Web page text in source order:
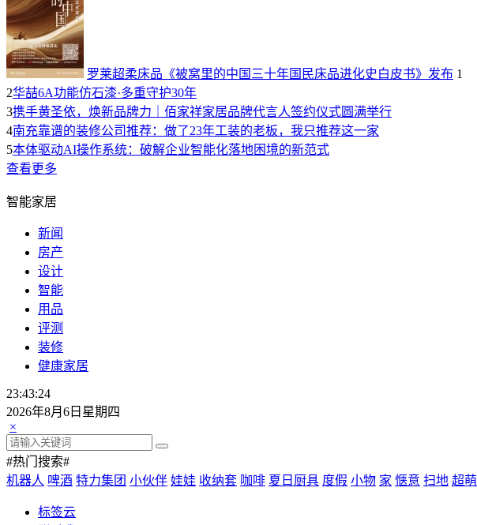
罗莱超柔床品《被窝里的中国三十年国民床品进化史白皮书》发布 1
2华喆6A功能仿石漆·多重守护30年
3携手黄圣依，焕新品牌力｜佰家祥家居品牌代言人签约仪式圆满举行
4南充靠谱的装修公司推荐：做了23年工装的老板，我只推荐这一家
5本体驱动AI操作系统：破解企业智能化落地困境的新范式
查看更多
智能家居
新闻
房产
设计
智能
用品
评测
装修
健康家居
23:43:25
2026年8月6日星期四
×
#热门搜索#
机器人 啤酒 特力集团 小伙伴 娃娃 收纳套 咖啡 夏日厨具 度假 小物 家 惬意 扫地 超萌
标签云